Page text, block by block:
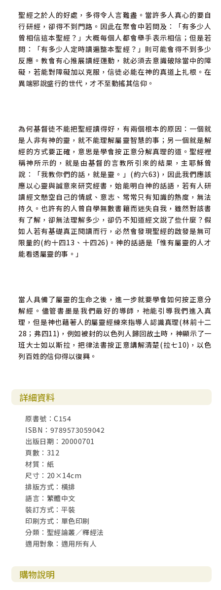
第八節 詩歌的解釋
第五章 按正意分解真理
版權
聖經之於人的好處，多得令人言難盡。當許多人真心的要自
行研經，卻得不到門路。因此在聚會中若問及：「有多少人
曾相信這本聖經？」大概每個人都會舉手表示相信；但是若
問：「有多少人定時讀遍整本聖經？」則可能會得不到多少
反應。教會有心推展讀經運動，就必須去意識破除當中的障
礙，若能對障礙加以克服，信徒必能在神的真道上扎根。在
異端邪說盛行的世代，才不至動搖其信仰。
為何基督徒不能把聖經讀得好，有兩個根本的原因：一個就
是人非有神的靈，就不能理解屬靈智慧的事；另一個就是解
經的方式要正確，意思是學會按正意分解真理的道。聖經裡
稱神所示的，就是由基督的言教所引來的結果，主耶穌曾
說：「我教你們的話，就是靈。」(約六63)，因此我們應該
應以心靈與誠意來研究經書，始能明白神的話語，若有人研
讀經文懸空自己的情感、意志、常常只有知識的熱度，無法
持久。也許有的人曾自學無數書籍而迷失自我，雖然對該書
有了解，卻無法理解多少，卻仍不知道經文說了些什麼？假
如人若有基礎真正閱讀而行，必然會發現聖經的啟發是無可
限量的(約十四13、十四26)。神的話語是「惟有屬靈的人才
能看透屬靈的事。」
當人具備了屬靈的生命之後，進一步就要學會如何按正意分
解經。儘管書墨是我們最好的導師，祂能引導我們進入真
理，但是神也藉著人的屬靈經練來指導人認識真理(林前十二
28；弗四11)，例如被封的以色列人歸回故土時，神顯示了一
班大士如以斯拉，把律法書按正意講解清楚(拉七10)，以色
列百姓的信仰得以復興。
詳細資料
原書號：C154
ISBN：9789573059042
出版日期：20000701
頁數：312
材質：紙
尺寸：20×14cm
排版方式：橫排
語言：繁體中文
裝訂方式：平裝
印刷方式：單色印刷
分類：聖經論叢／釋經法
適用對象：適用所有人
購物說明